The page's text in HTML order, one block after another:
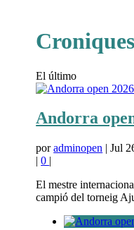
Croniques
El último
Andorra
poradminopen |Jul
|0 |
El mestre
campió del torneig